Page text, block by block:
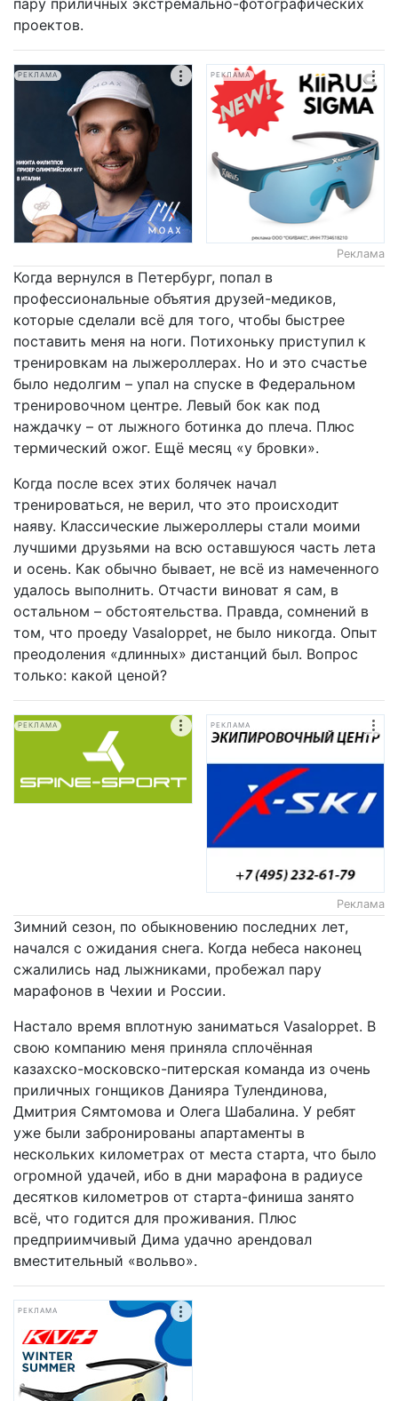
пару приличных экстремально-фотографических
проектов.
РЕКЛАМА РЕКЛАМА
Реклама
Когда вернулся в Петербург, попал в
профессиональные объятия друзей-медиков,
которые сделали всё для того, чтобы быстрее
поставить меня на ноги. Потихоньку приступил к
тренировкам на лыжероллерах. Но и это счастье
было недолгим – упал на спуске в Федеральном
тренировочном центре. Левый бок как под
наждачку – от лыжного ботинка до плеча. Плюс
термический ожог. Ещё месяц «у бровки».
Когда после всех этих болячек начал
тренироваться, не верил, что это происходит
наяву. Классические лыжероллеры стали моими
лучшими друзьями на всю оставшуюся часть лета
и осень. Как обычно бывает, не всё из намеченного
удалось выполнить. Отчасти виноват я сам, в
остальном – обстоятельства. Правда, сомнений в
том, что проеду Vasaloppet, не было никогда. Опыт
преодоления «длинных» дистанций был. Вопрос
только: какой ценой?
РЕКЛАМА РЕКЛАМА
Реклама
Зимний сезон, по обыкновению последних лет,
начался с ожидания снега. Когда небеса наконец
сжалились над лыжниками, пробежал пару
марафонов в Чехии и России.
Настало время вплотную заниматься Vasaloppet. В
свою компанию меня приняла сплочённая
казахско-московско-питерская команда из очень
приличных гонщиков Данияра Тулендинова,
Дмитрия Сямтомова и Олега Шабалина. У ребят
уже были забронированы апартаменты в
нескольких километрах от места старта, что было
огромной удачей, ибо в дни марафона в радиусе
десятков километров от старта-финиша занято
всё, что годится для проживания. Плюс
предприимчивый Дима удачно арендовал
вместительный «вольво».
РЕКЛАМА